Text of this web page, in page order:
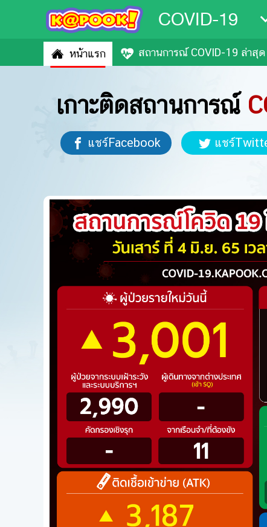
COVID-19
หน้าแรก สถานการณ์ COVID-19 ล่าสุด
เกาะติดสถานการณ์
แชร์Facebook แชร์